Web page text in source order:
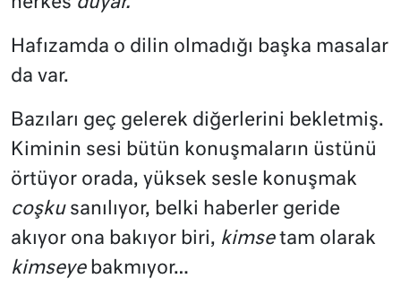
Hafızamda o dilin olmadığı başka masalar
da var.
Bazıları geç gelerek diğerlerini bekletmiş.
Kiminin sesi bütün konuşmaların üstünü
örtüyor orada, yüksek sesle konuşmak
coşkusanılıyor, belki haberler geride
akıyor ona bakıyor biri, kimsetam olarak
kimseye bakmıyor…